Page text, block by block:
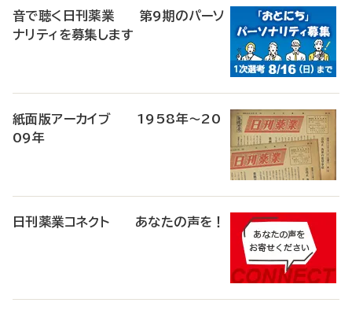
音で聴く日刊薬業 第9期のパーソ
ナリティを募集します
紙面版アーカイブ 1958年～20
09年
日刊薬業コネクト あなたの声を！